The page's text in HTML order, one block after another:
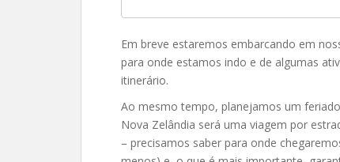
Em breve estaremos embarcando em
para onde estamos indo e de algumas
itinerário.
Ao mesmo tempo, planejamos um
Nova Zelândia será uma viagem por
– precisamos saber para onde